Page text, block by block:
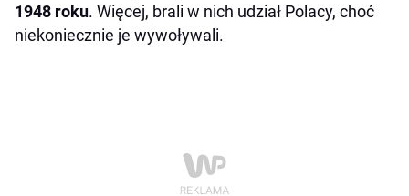
1948 roku. Więcej, brali w nich udział Polacy, choć
niekoniecznie je wywoływali.